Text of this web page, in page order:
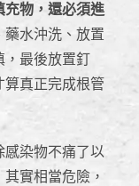
充物，還必須進
藥水沖洗、放置
，最後放置釘
算真正完成根管
感染物不痛了以
實相當危險，